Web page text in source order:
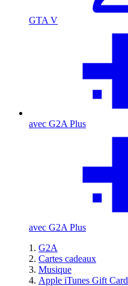
GTA V
avec G2A Plus
avec G2A Plus
G2A
Cartes cadeaux
Musique
Apple iTunes Gift Card